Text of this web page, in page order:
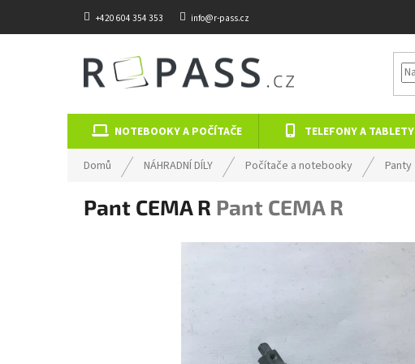
+420 604 354 353 info@r-pass.cz
NOTEBOOKY A POČÍTAČE TELEFONY A TABLETY
Domů NÁHRADNÍ DÍLY Počítače a notebooky Panty
Pant CEMA R Pant CEMA R